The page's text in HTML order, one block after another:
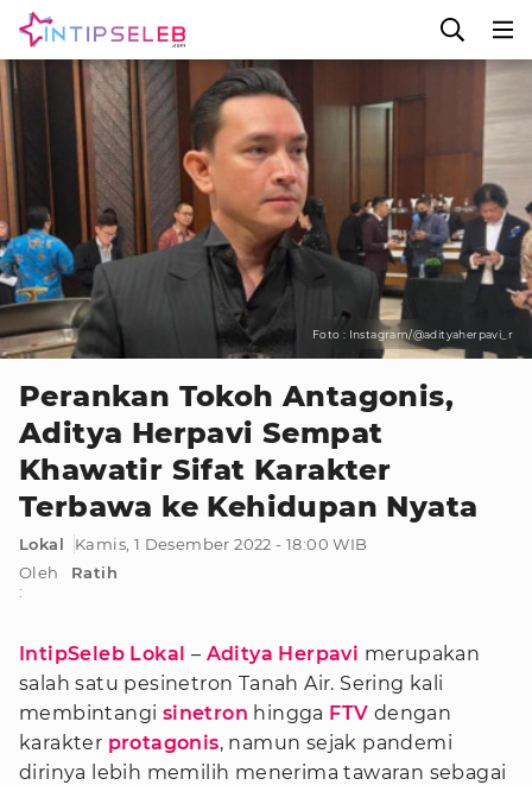
Foto : Instagram/@adityaherpavi_r
Perankan Tokoh Antagonis,
Aditya Herpavi Sempat
Khawatir Sifat Karakter
Terbawa ke Kehidupan Nyata
Lokal
Kamis, 1 Desember 2022 - 18:00 WIB
Oleh
:
Ratih
IntipSeleb Lokal – Aditya Herpavi merupakan
salah satu pesinetron Tanah Air. Sering kali
membintangi sinetron hingga FTV dengan
karakter protagonis, namun sejak pandemi
dirinya lebih memilih menerima tawaran sebagai